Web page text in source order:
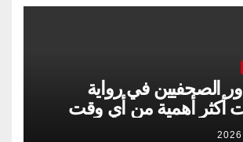
الصحفيين في رواية
أكثر أهمية من أي وقت